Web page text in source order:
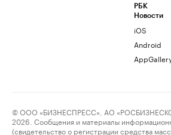
РБК
Новости
iOS
Android
© ООО «БИЗНЕСПРЕСС», АО
2026. Сообщения и материалы
(свидетельство о регистрации средства